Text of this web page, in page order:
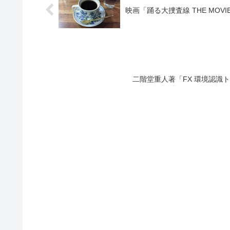
映画「踊る大捜査線 THE
二階堂重人著「FX 環境認識